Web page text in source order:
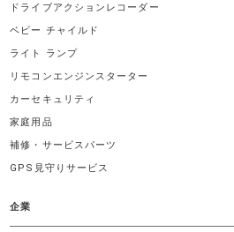
ドライブアクションレコーダー
ベビー チャイルド
ライト ランプ
リモコンエンジンスターター
カーセキュリティ
家庭用品
補修・サービスパーツ
GPS見守りサービス
企業